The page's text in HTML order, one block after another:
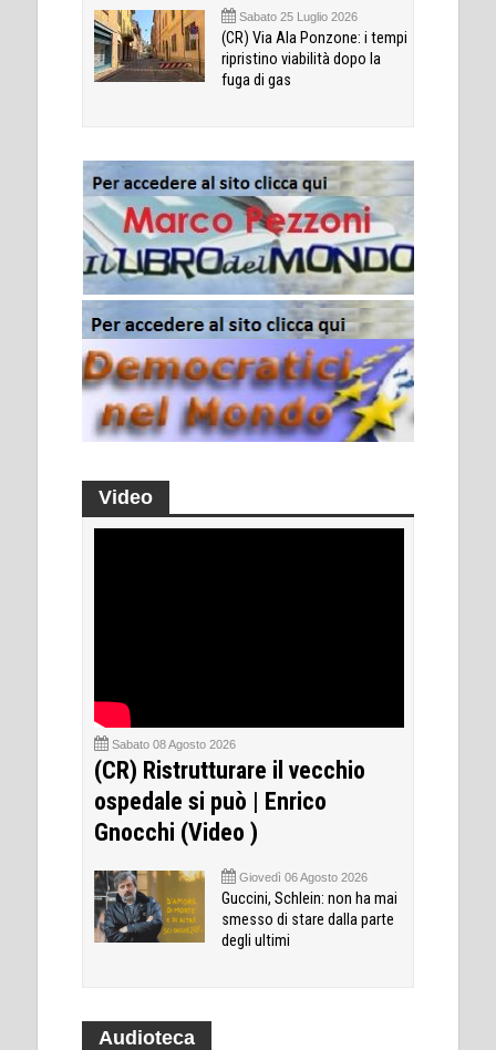
Sabato 25 Luglio 2026
(CR) Via Ala Ponzone: i tempi
ripristino viabilità dopo la
fuga di gas
Video
Sabato 08 Agosto 2026
(CR) Ristrutturare il vecchio
ospedale si può | Enrico
Gnocchi (Video )
Giovedì 06 Agosto 2026
Guccini, Schlein: non ha mai
smesso di stare dalla parte
degli ultimi
Audioteca